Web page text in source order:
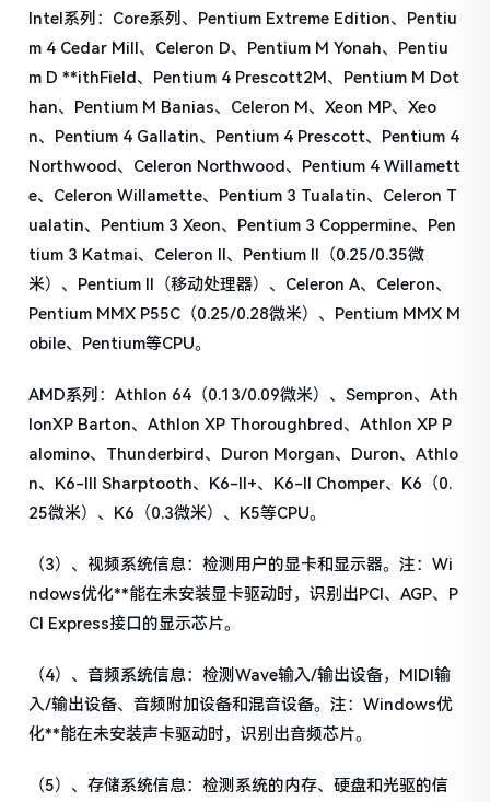
Intel系列：Core系列、Pentium Extreme Edition、Pentiu
m 4 Cedar Mill、Celeron D、Pentium M Yonah、Pentiu
m D **ithField、Pentium 4 Prescott2M、Pentium M Dot
han、Pentium M Banias、Celeron M、Xeon MP、Xeo
n、Pentium 4 Gallatin、Pentium 4 Prescott、Pentium 4
Northwood、Celeron Northwood、Pentium 4 Willamett
e、Celeron Willamette、Pentium 3 Tualatin、Celeron T
ualatin、Pentium 3 Xeon、Pentium 3 Coppermine、Pen
tium 3 Katmai、Celeron II、Pentium II（0.25/0.35微
米）、Pentium II（移动处理器）、Celeron A、Celeron、
Pentium MMX P55C（0.25/0.28微米）、Pentium MMX M
obile、Pentium等CPU。
AMD系列：Athlon 64（0.13/0.09微米）、Sempron、Ath
lonXP Barton、Athlon XP Thoroughbred、Athlon XP P
alomino、Thunderbird、Duron Morgan、Duron、Athlo
n、K6-III Sharptooth、K6-II+、K6-II Chomper、K6（0.
25微米）、K6（0.3微米）、K5等CPU。
（3）、视频系统信息：检测用户的显卡和显示器。注：Wi
ndows优化**能在未安装显卡驱动时，识别出PCI、AGP、P
CI Express接口的显示芯片。
（4）、音频系统信息：检测Wave输入/输出设备，MIDI输
入/输出设备、音频附加设备和混音设备。注：Windows优
化**能在未安装声卡驱动时，识别出音频芯片。
（5）、存储系统信息：检测系统的内存、硬盘和光驱的信